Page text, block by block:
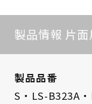
製品情報 片
製品品番
S・LS-B323A